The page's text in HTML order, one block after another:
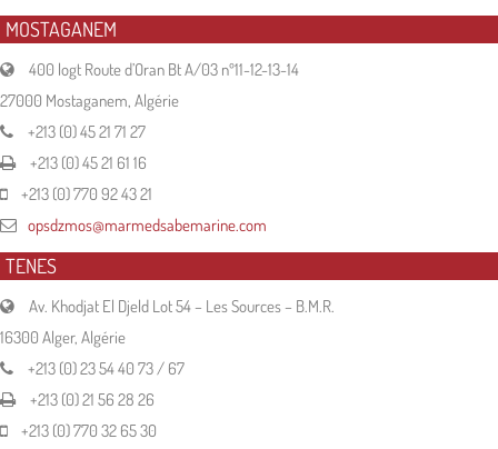
MOSTAGANEM
400 logt Route d’Oran Bt A/03 nº11-12-13-14
27000 Mostaganem, Algérie
+213 (0) 45 21 71 27
+213 (0) 45 21 61 16
+213 (0) 770 92 43 21
opsdzmos@marmedsabemarine.com
TENES
Av. Khodjat El Djeld Lot 54 – Les Sources – B.M.R.
16300 Alger, Algérie
+213 (0) 23 54 40 73 / 67
+213 (0) 21 56 28 26
+213 (0) 770 32 65 30